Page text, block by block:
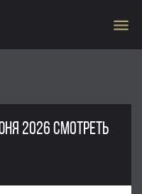
menu
2026 СМОТРЕТЬ